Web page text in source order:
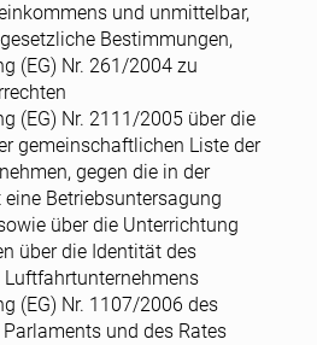
und unmittelbar,
Bestimmungen,
(EG) Nr. 261/2004 zu
(EG) Nr. 2111/2005 über die
gemeinschaftlichen Liste der
gegen die in der
Betriebsuntersagung
über die Unterrichtung
über die Identität des
(EG) Nr. 1107/2006 des
und des Rates